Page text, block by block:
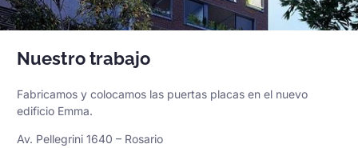
Nuestro trabajo
Fabricamos y colocamos las puertas placas en el nuevo
edificio Emma.
Av. Pellegrini 1640 – Rosario